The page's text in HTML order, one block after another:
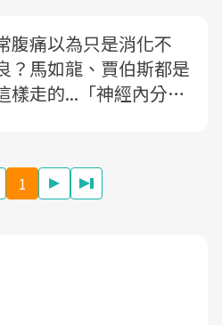
腹痛以為只是消化不
？馬如龍、賈伯斯都是
樣走的...「神經內分泌
1